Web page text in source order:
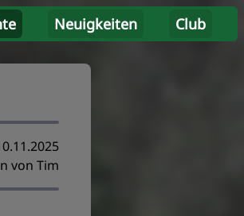
Neuigkeiten Club
von Tim